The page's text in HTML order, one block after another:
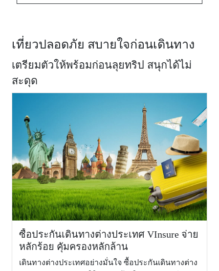
ประกันภัย
- 70 years)
สำหรับผู้เอา
ประกันภัย
ผลประโยชน์
การเคลื่อน
ย้ายเพื่อการ
รักษา
พยาบาล
ฉุกเฉิน และ
การเคลื่อน
ย้ายกลับ
ประเทศไทย
หรือประเทศ
ภูมิลำเนา
(Emergency
เที่ยวปลอดภัย สบายใจก่อนเดินทาง
เตรียมตัวให้พร้อมก่อนลุยทริป สนุกได้ไม่
สะดุด
ซื้อประกันเดินทางต่างประเทศ VInsure จ่าย
หลักร้อย คุัมครองหลักล้าน
เดินทางต่างประเทศอย่างมั่นใจ ซื้อประกันเดินทางต่าง